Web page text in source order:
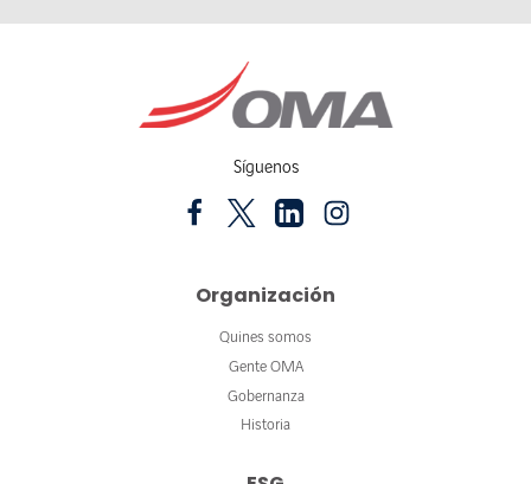
Síguenos
Organización
Quines somos
Gente OMA
Gobernanza
Historia